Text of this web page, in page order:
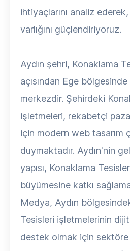
ihtiyaçlarını analiz
varlığını güçlendiriyoruz.
Aydın şehri, Konaklama
açısından Ege
merkezdir. Şehirdeki
işletmeleri, rekabetçi
için modern web tasarım
duymaktadır. Aydın'nin
yapısı, Konaklama
büyümesine katkı
Medya, Aydın
Tesisleri işletmelerinin
destek olmak için sektöre